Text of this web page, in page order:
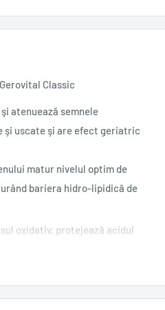
Classic
atenuează semnele
şi uscate şi are efect geriatric
matur nivelul optim de
bariera hidro-lipidică de
oxidativ, protejează acidul